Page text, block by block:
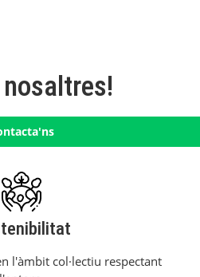
l'àmbit col·lectiu respectant